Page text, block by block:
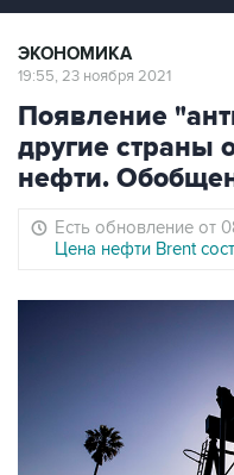
ЭКОНОМИКА
19:55, 23 ноября 2021
Появление
другие страны
нефти.
Есть обновление от
Цена нефти Brent